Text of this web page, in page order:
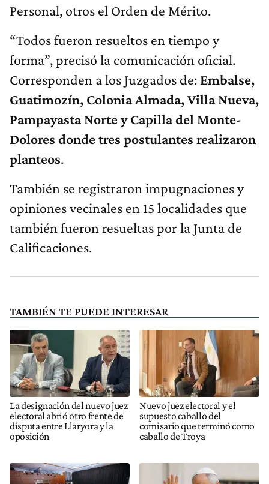
Personal, otros el Orden de Mérito.
“Todos fueron resueltos en tiempo y
forma”, precisó la comunicación oficial.
Corresponden a los Juzgados de: Embalse,
Guatimozín, Colonia Almada, Villa Nueva,
Pampayasta Norte y Capilla del Monte-
Dolores donde tres postulantes realizaron
planteos.
También se registraron impugnaciones y
opiniones vecinales en 15 localidades que
también fueron resueltas por la Junta de
Calificaciones.
TAMBIÉN TE PUEDE INTERESAR
La designación del nuevo juez
electoral abrió otro frente de
disputa entre Llaryora y la
oposición
Nuevo juez electoral y el
supuesto caballo del
comisario que terminó como
caballo de Troya